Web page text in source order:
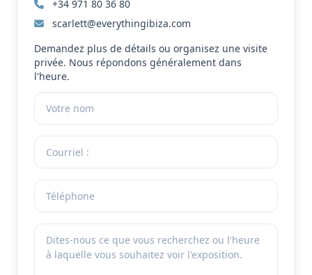
+34 971 80 36 80
scarlett@everythingibiza.com
Demandez plus de détails ou organisez une visite
privée. Nous répondons généralement dans
l'heure.